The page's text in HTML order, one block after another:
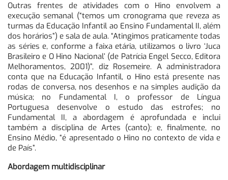
Outras frentes de atividades com o Hino envolvem a
execução semanal (“temos um cronograma que reveza as
turmas da Educação Infantil ao Ensino Fundamental II, além
dos horários”) e sala de aula. “Atingimos praticamente todas
as séries e, conforme a faixa etária, utilizamos o livro ‘Juca
Brasileiro e O Hino Nacional’ (de Patrícia Engel Secco, Editora
Melhoramentos, 2001)”, diz Rosemeire. A administradora
conta que na Educação Infantil, o Hino está presente nas
rodas de conversa, nos desenhos e na simples audição da
música; no Fundamental I, o professor de Língua
Portuguesa desenvolve o estudo das estrofes; no
Fundamental II, a abordagem é aprofundada e inclui
também a disciplina de Artes (canto); e, finalmente, no
Ensino Médio, “é apresentado o Hino no contexto de vida e
de País”.
Abordagem multidisciplinar